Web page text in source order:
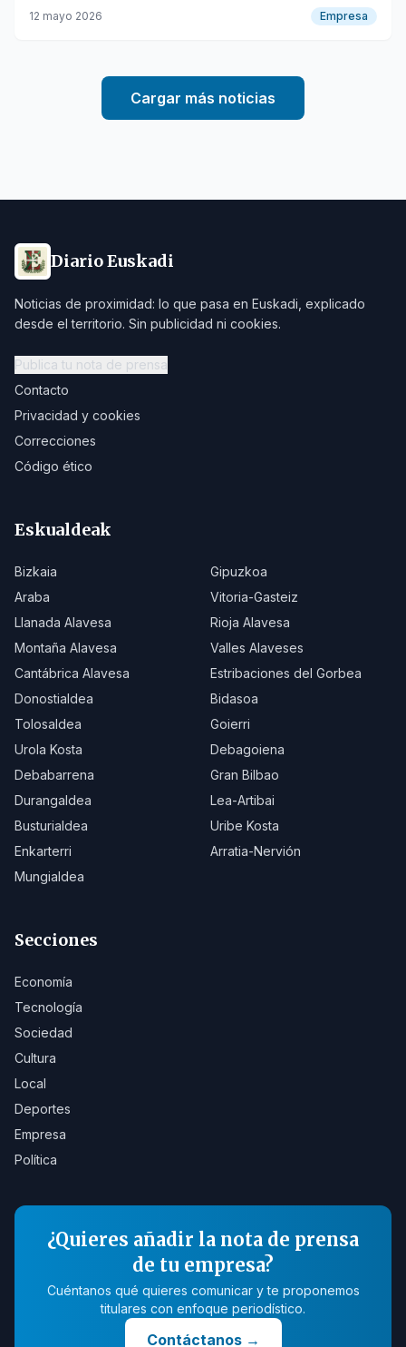
más de un año de negociaciones.
12 mayo 2026 Empresa
Cargar más noticias
Diario Euskadi
Noticias de proximidad: lo que pasa en Euskadi, explicado
desde el territorio. Sin publicidad ni cookies.
Publica tu nota de prensa
Contacto
Privacidad y cookies
Correcciones
Código ético
Eskualdeak
Bizkaia
Gipuzkoa
Araba
Vitoria-Gasteiz
Llanada Alavesa
Rioja Alavesa
Montaña Alavesa
Valles Alaveses
Cantábrica Alavesa
Estribaciones del Gorbea
Donostialdea
Bidasoa
Tolosaldea
Goierri
Urola Kosta
Debagoiena
Debabarrena
Gran Bilbao
Durangaldea
Lea-Artibai
Busturialdea
Uribe Kosta
Enkarterri
Arratia-Nervión
Mungialdea
Secciones
Economía
Tecnología
Sociedad
Cultura
Local
Deportes
Empresa
Política
¿Quieres añadir la nota de prensa
de tu empresa?
Cuéntanos qué quieres comunicar y te proponemos
titulares con enfoque periodístico.
Contáctanos→